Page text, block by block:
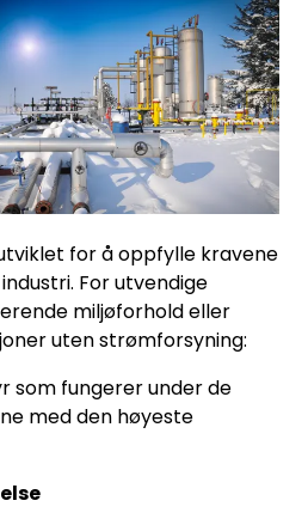
for å oppfylle kravene
For utvendige
miljøforhold eller
uten strømforsyning:
som fungerer under de
med den høyeste